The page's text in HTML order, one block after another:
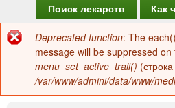
а
в
о
Поиск лекарств
Как
Сообщение
об
ошибке
Deprecated function: The
message will be suppressed
menu_set_active_trail() (строка
/var/www/admini/data/www/